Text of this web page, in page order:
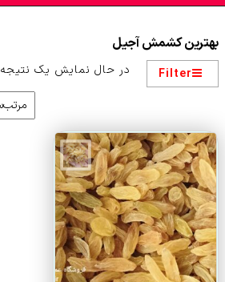
بهترین کشمش آجیل
Filter در حال نمایش یک نتیجه